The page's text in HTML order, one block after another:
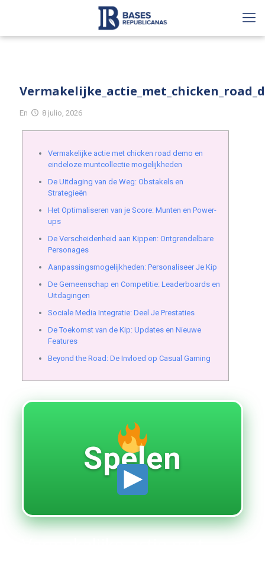
En 8 julio, 2026
Vermakelijke actie met chicken road demo en
eindeloze muntcollectie mogelijkheden
De Uitdaging van de Weg: Obstakels en
Strategieën
Het Optimaliseren van je Score: Munten en Power-
ups
De Verscheidenheid aan Kippen: Ontgrendelbare
Personages
Aanpassingsmogelijkheden: Personaliseer Je Kip
De Gemeenschap en Competitie: Leaderboards en
Uitdagingen
Sociale Media Integratie: Deel Je Prestaties
De Toekomst van de Kip: Updates en Nieuwe
Features
Beyond the Road: De Invloed op Casual Gaming
Spelen